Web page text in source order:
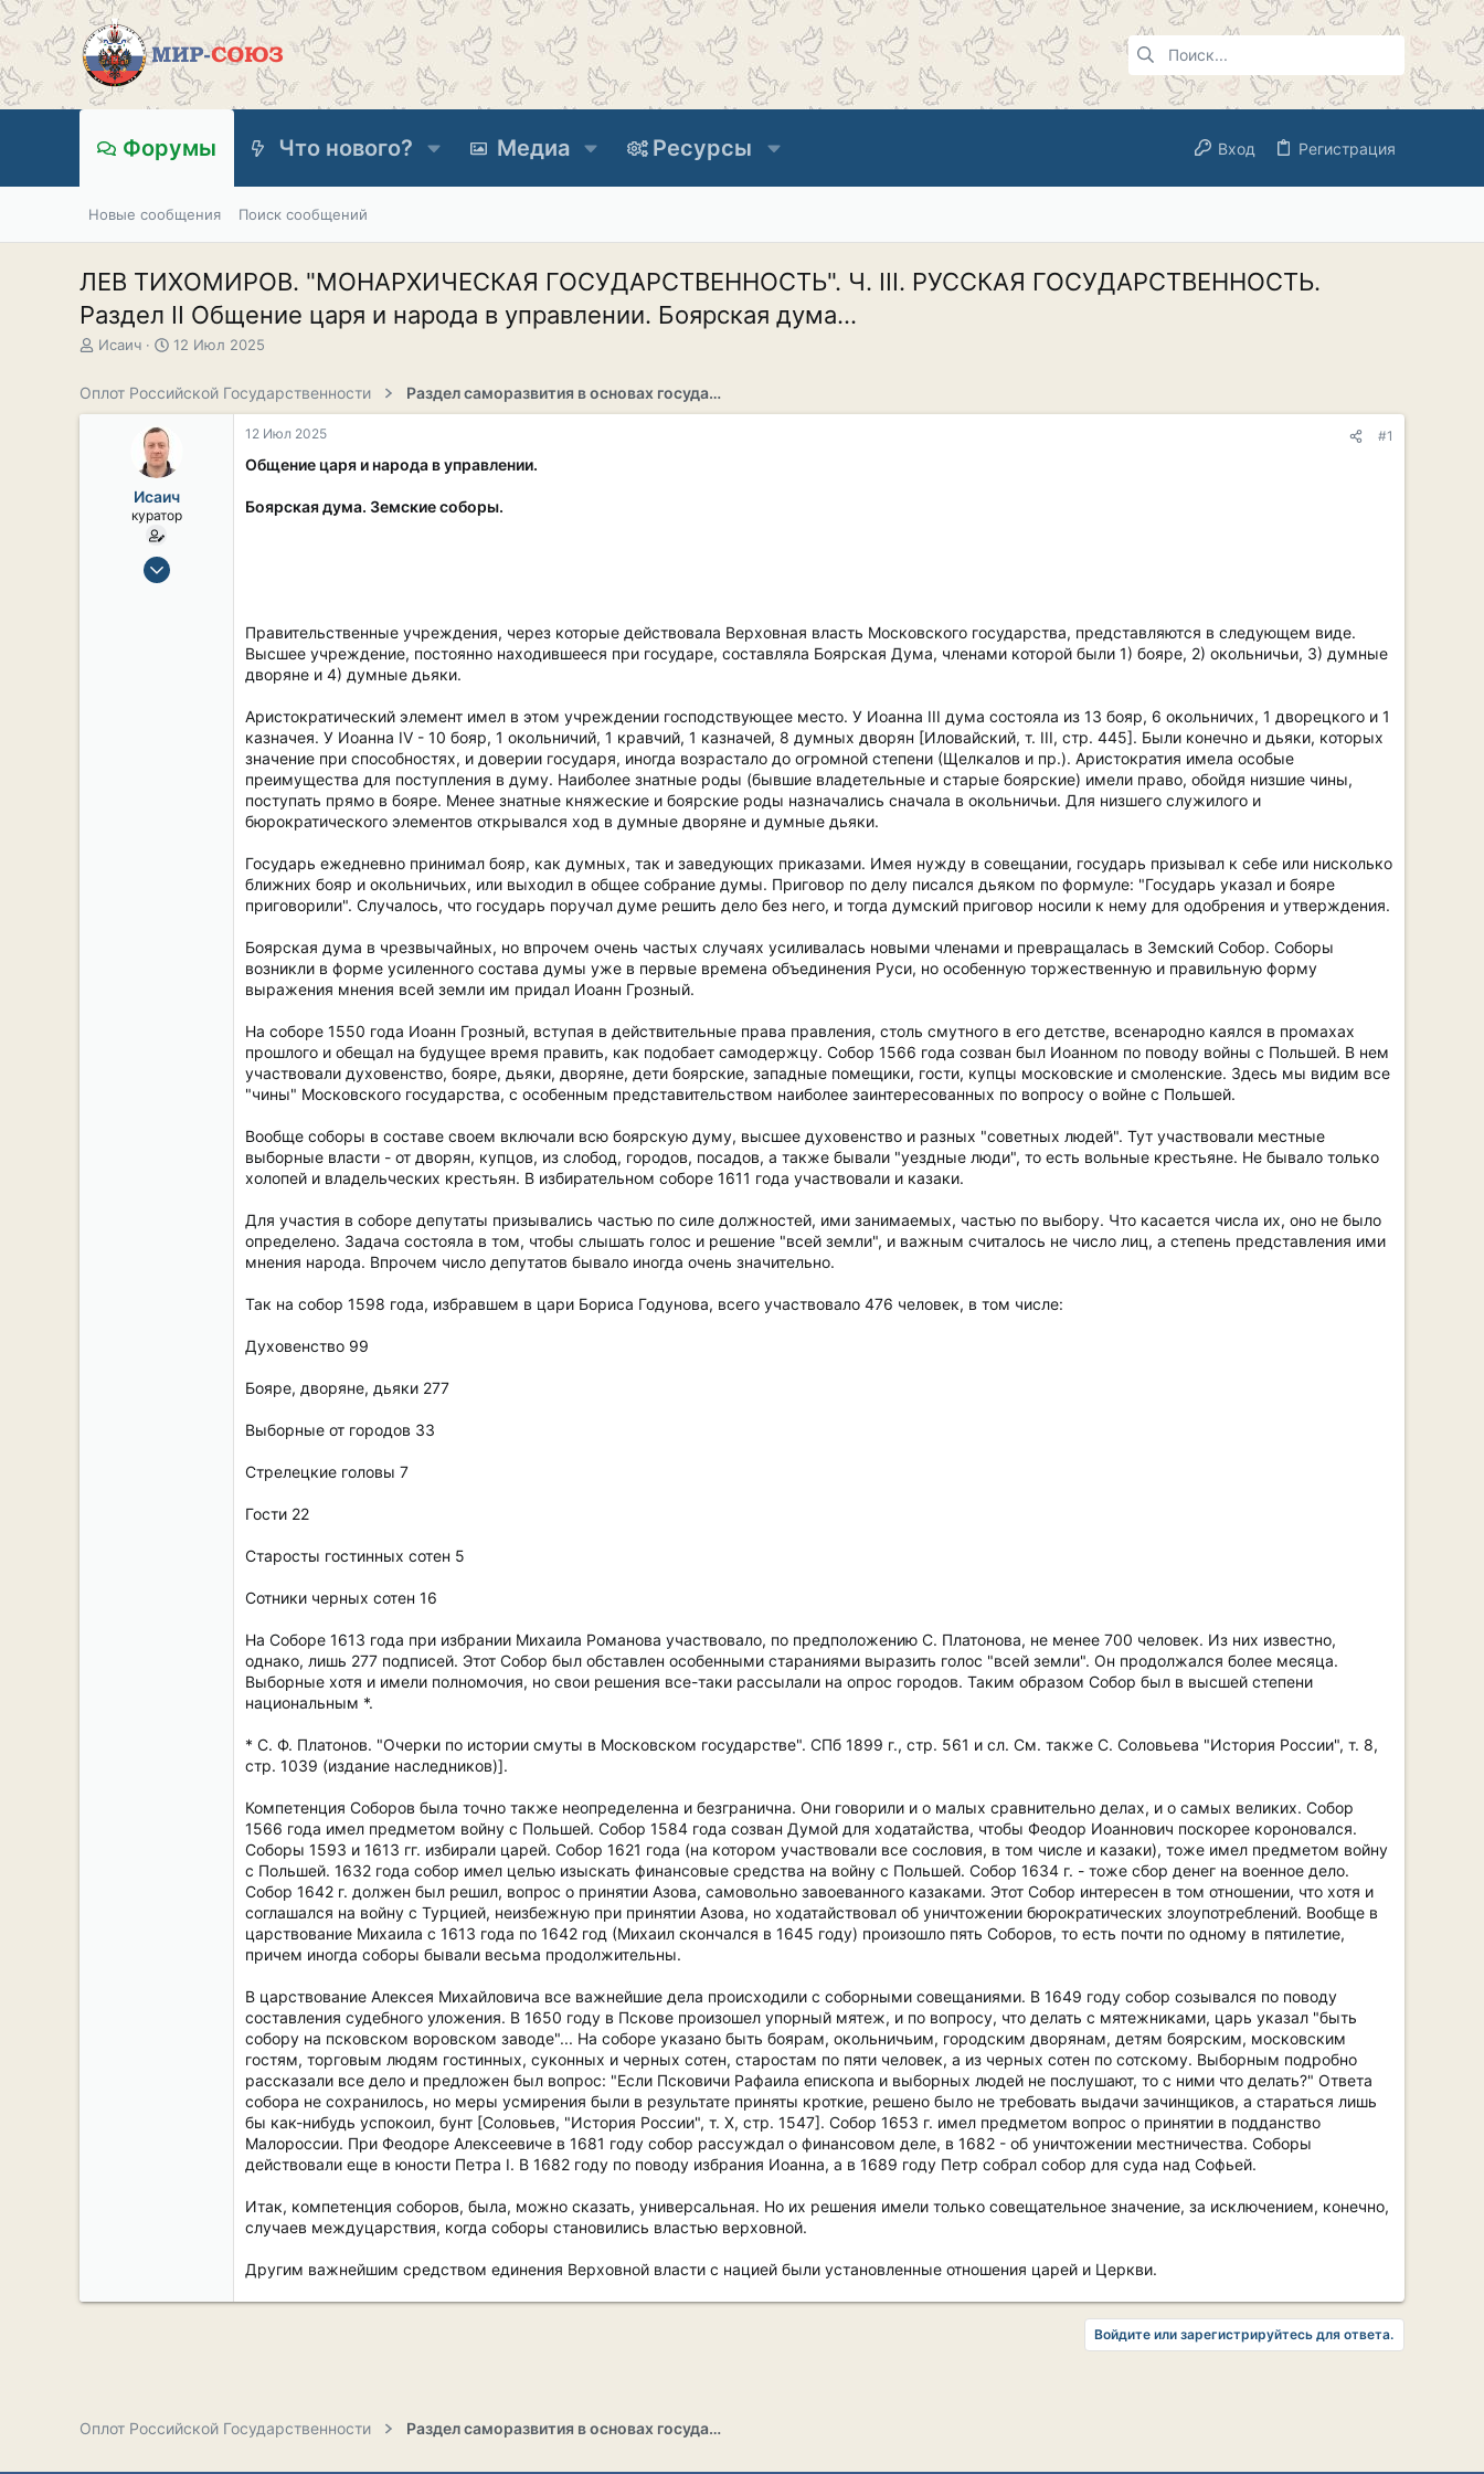
Форумы Что нового? Медиа Ресурсы Вход Регистрация
Новые сообщения Поиск сообщений
ЛЕВ ТИХОМИРОВ. "МОНАРХИЧЕСКАЯ ГОСУДАРСТВЕННОСТЬ". Ч. III. РУССКАЯ ГОСУДАРСТВЕННОСТЬ.
Раздел II Общение царя и народа в управлении. Боярская дума...
А
о
Исаич
Д
а
л
а
12 Июл 2025
Оплот Российской Государственности Раздел саморазвития в основах государственности
Исаич
куратор
15 Сен 2019
12 Июл 2025 #1
Общение царя и народа в управлении.
Боярская дума. Земские соборы.
Правительственные учреждения, через которые действовала Верховная власть Московского государства, представляются в следующем виде.
Высшее учреждение, постоянно находившееся при государе, составляла Боярская Дума, членами которой были 1) бояре, 2) окольничьи, 3) думные
дворяне и 4) думные дьяки.
Аристократический элемент имел в этом учреждении господствующее место. У Иоанна III дума состояла из 13 бояр, 6 окольничих, 1 дворецкого и 1
казначея. У Иоанна IV - 10 бояр, 1 окольничий, 1 кравчий, 1 казначей, 8 думных дворян [Иловайский, т. III, стр. 445]. Были конечно и дьяки, которых
значение при способностях, и доверии государя, иногда возрастало до огромной степени (Щелкалов и пр.). Аристократия имела особые
преимущества для поступления в думу. Наиболее знатные роды (бывшие владетельные и старые боярские) имели право, обойдя низшие чины,
поступать прямо в бояре. Менее знатные княжеские и боярские роды назначались сначала в окольничьи. Для низшего служилого и
бюрократического элементов открывался ход в думные дворяне и думные дьяки.
Государь ежедневно принимал бояр, как думных, так и заведующих приказами. Имея нужду в совещании, государь призывал к себе или нисколько
ближних бояр и окольничьих, или выходил в общее собрание думы. Приговор по делу писался дьяком по формуле: "Государь указал и бояре
приговорили". Случалось, что государь поручал думе решить дело без него, и тогда думский приговор носили к нему для одобрения и утверждения.
Боярская дума в чрезвычайных, но впрочем очень частых случаях усиливалась новыми членами и превращалась в Земский Собор. Соборы
возникли в форме усиленного состава думы уже в первые времена объединения Руси, но особенную торжественную и правильную форму
выражения мнения всей земли им придал Иоанн Грозный.
На соборе 1550 года Иоанн Грозный, вступая в действительные права правления, столь смутного в его детстве, всенародно каялся в промахах
прошлого и обещал на будущее время править, как подобает самодержцу. Собор 1566 года созван был Иоанном по поводу войны с Польшей. В нем
участвовали духовенство, бояре, дьяки, дворяне, дети боярские, западные помещики, гости, купцы московские и смоленские. Здесь мы видим все
"чины" Московского государства, с особенным представительством наиболее заинтересованных по вопросу о войне с Польшей.
Вообще соборы в составе своем включали всю боярскую думу, высшее духовенство и разных "советных людей". Тут участвовали местные
выборные власти - от дворян, купцов, из слобод, городов, посадов, а также бывали "уездные люди", то есть вольные крестьяне. Не бывало только
холопей и владельческих крестьян. В избирательном соборе 1611 года участвовали и казаки.
Для участия в соборе депутаты призывались частью по силе должностей, ими занимаемых, частью по выбору. Что касается числа их, оно не было
определено. Задача состояла в том, чтобы слышать голос и решение "всей земли", и важным считалось не число лиц, а степень представления ими
мнения народа. Впрочем число депутатов бывало иногда очень значительно.
Так на собор 1598 года, избравшем в цари Бориса Годунова, всего участвовало 476 человек, в том числе:
Духовенство 99
Бояре, дворяне, дьяки 277
Выборные от городов 33
Стрелецкие головы 7
Гости 22
Старосты гостинных сотен 5
Сотники черных сотен 16
На Соборе 1613 года при избрании Михаила Романова участвовало, по предположению С. Платонова, не менее 700 человек. Из них известно,
однако, лишь 277 подписей. Этот Собор был обставлен особенными стараниями выразить голос "всей земли". Он продолжался более месяца.
Выборные хотя и имели полномочия, но свои решения все-таки рассылали на опрос городов. Таким образом Собор был в высшей степени
национальным *.
* С. Ф. Платонов. "Очерки по истории смуты в Московском государстве". СПб 1899 г., стр. 561 и сл. См. также С. Соловьева "История России", т. 8,
стр. 1039 (издание наследников)].
Компетенция Соборов была точно также неопределенна и безгранична. Они говорили и о малых сравнительно делах, и о самых великих. Собор
1566 года имел предметом войну с Польшей. Собор 1584 года созван Думой для ходатайства, чтобы Феодор Иоаннович поскорее короновался.
Соборы 1593 и 1613 гг. избирали царей. Собор 1621 года (на котором участвовали все сословия, в том числе и казаки), тоже имел предметом войну
с Польшей. 1632 года собор имел целью изыскать финансовые средства на войну с Польшей. Собор 1634 г. - тоже сбор денег на военное дело.
Собор 1642 г. должен был решил, вопрос о принятии Азова, самовольно завоеванного казаками. Этот Собор интересен в том отношении, что хотя и
соглашался на войну с Турцией, неизбежную при принятии Азова, но ходатайствовал об уничтожении бюрократических злоупотреблений. Вообще в
царствование Михаила с 1613 года по 1642 год (Михаил скончался в 1645 году) произошло пять Соборов, то есть почти по одному в пятилетие,
причем иногда соборы бывали весьма продолжительны.
В царствование Алексея Михайловича все важнейшие дела происходили с соборными совещаниями. В 1649 году собор созывался по поводу
составления судебного уложения. В 1650 году в Пскове произошел упорный мятеж, и по вопросу, что делать с мятежниками, царь указал "быть
собору на псковском воровском заводе"... На соборе указано быть боярам, окольничьим, городским дворянам, детям боярским, московским
гостям, торговым людям гостинных, суконных и черных сотен, старостам по пяти человек, а из черных сотен по сотскому. Выборным подробно
рассказали все дело и предложен был вопрос: "Если Псковичи Рафаила епископа и выборных людей не послушают, то с ними что делать?" Ответа
собора не сохранилось, но меры усмирения были в результате приняты кроткие, решено было не требовать выдачи зачинщиков, а стараться лишь
бы как-нибудь успокоил, бунт [Соловьев, "История России", т. X, стр. 1547]. Собор 1653 г. имел предметом вопрос о принятии в подданство
Малороссии. При Феодоре Алексеевиче в 1681 году собор рассуждал о финансовом деле, в 1682 - об уничтожении местничества. Соборы
действовали еще в юности Петра I. В 1682 году по поводу избрания Иоанна, а в 1689 году Петр собрал собор для суда над Софьей.
Итак, компетенция соборов, была, можно сказать, универсальная. Но их решения имели только совещательное значение, за исключением, конечно,
случаев междуцарствия, когда соборы становились властью верховной.
Другим важнейшим средством единения Верховной власти с нацией были установленные отношения царей и Церкви.
Войдите или зарегистрируйтесь для ответа.
Оплот Российской Государственности Раздел саморазвития в основах государственности